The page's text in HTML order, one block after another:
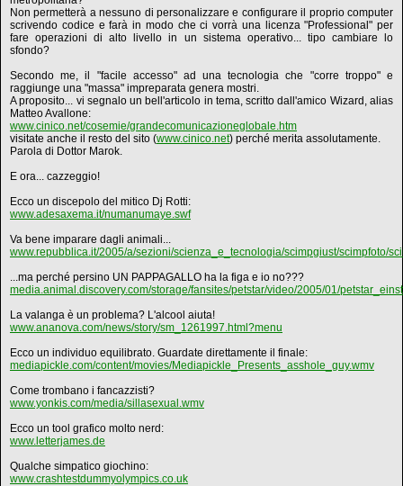
Non permetterà a nessuno di personalizzare e configurare il proprio computer
scrivendo codice e farà in modo che ci vorrà una licenza "Professional" per
fare operazioni di alto livello in un sistema operativo... tipo cambiare lo
sfondo?
Secondo me, il "facile accesso" ad una tecnologia che "corre troppo" e
raggiunge una "massa" impreparata genera mostri.
A proposito... vi segnalo un bell'articolo in tema, scritto dall'amico Wizard, alias
Matteo Avallone:
www.cinico.net/cosemie/grandecomunicazioneglobale.htm
visitate anche il resto del sito (www.cinico.net) perché merita assolutamente.
Parola di Dottor Marok.
E ora... cazzeggio!
Ecco un discepolo del mitico Dj Rotti:
www.adesaxema.it/numanumaye.swf
Va bene imparare dagli animali...
www.repubblica.it/2005/a/sezioni/scienza_e_tecnologia/scimpgiust/scimpfoto/
...ma perché persino UN PAPPAGALLO ha la figa e io no???
media.animal.discovery.com/storage/fansites/petstar/video/2005/01/
La valanga è un problema? L'alcool aiuta!
www.ananova.com/news/story/sm_1261997.html?menu
Ecco un individuo equilibrato. Guardate direttamente il finale:
mediapickle.com/content/movies/Mediapickle_Presents_asshole_guy.wmv
Come trombano i fancazzisti?
www.yonkis.com/media/sillasexual.wmv
Ecco un tool grafico molto nerd:
www.letterjames.de
Qualche simpatico giochino:
www.crashtestdummyolympics.co.uk